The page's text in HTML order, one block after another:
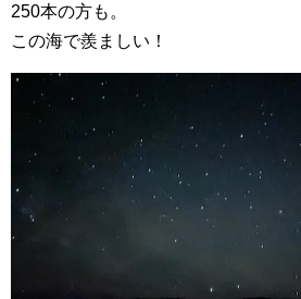
250本の方も。
この海で羨ましい！